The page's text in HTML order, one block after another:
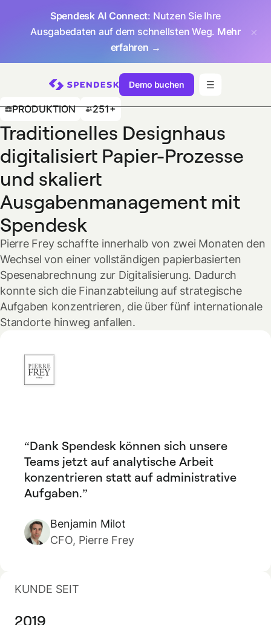
Spendesk AI Connect: Nutzen Sie Ihre
Ausgabedaten auf dem schnellsten Weg. Mehr
erfahren →
Demo buchen
PRODUKTION 251+
Traditionelles Designhaus
digitalisiert Papier-Prozesse
und skaliert
Ausgabenmanagement mit
Spendesk
Pierre Frey schaffte innerhalb von zwei Monaten den
Wechsel von einer vollständigen papierbasierten
Spesenabrechnung zur Digitalisierung. Dadurch
konnte sich die Finanzabteilung auf strategische
Aufgaben konzentrieren, die über fünf internationale
Standorte hinweg anfallen.
Dank Spendesk können sich unsere
Teams jetzt auf analytische Arbeit
konzentrieren statt auf administrative
Aufgaben.
Benjamin Milot
CFO, Pierre Frey
KUNDE SEIT
2019